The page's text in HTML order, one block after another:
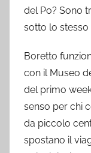
del Po? Sono
sotto lo stesso
Boretto
con il Museo
del primo
senso per chi
da piccolo
spostano il